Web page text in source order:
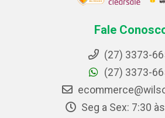
Fale
(27) 3373-
(27) 3373-
Seg a Sex: 7:30